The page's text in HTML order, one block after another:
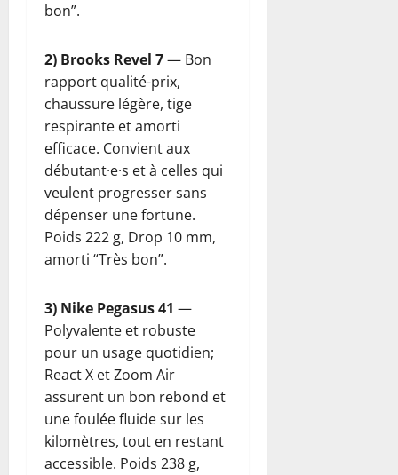
bon”.
2) Brooks Revel 7— Bon
rapport qualité-prix,
chaussure légère, tige
respirante et amorti
efficace. Convient aux
débutant·e·s et à celles qui
veulent progresser sans
dépenser une fortune.
Poids 222 g, Drop 10 mm,
amorti “Très bon”.
3) Nike Pegasus 41 —
Polyvalente et robuste
pour un usage quotidien;
React X et Zoom Air
assurent un bon rebond et
une foulée fluide sur les
kilomètres, tout en restant
accessible. Poids 238 g,